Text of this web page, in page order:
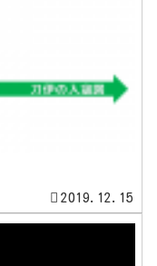
2019.12.15